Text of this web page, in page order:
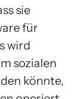
sie
für
wird
sozialen
könnte,